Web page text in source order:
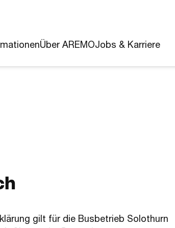
Über AREMOJobs & Karriere
gilt für die Busbetrieb Solothurn